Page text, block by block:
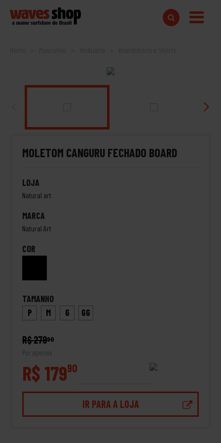
Home
MOLETOM CANGURU FECHADO BOARD
LOJA
Natural art
MARCA
Natural Art
COR
TAMANHO
P
M G GG
R$ 27990
Por apenas
R$ 17990
IR PARA A LOJA